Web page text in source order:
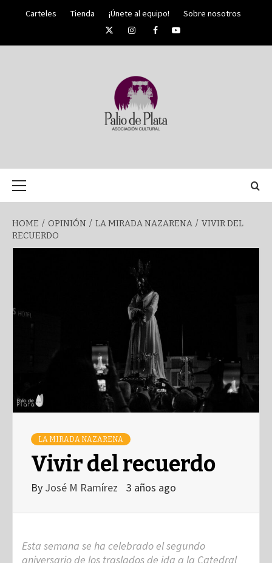
Carteles Tienda ¡Únete al equipo!
Sobre nosotros
TwitterInstagramFacebookYouTube
SEMANA
SANTA DE
MÁLAGA
HOME OPINIÓN LA MIRADA NAZARENA
VIVIR DEL
RECUERDO
LA MIRADA NAZARENA
Vivir del recuerdo
By José M Ramírez 3 años ago
Esta semana se ha celebrado el segundo
aniversario de los traslados de ida a la Catedral